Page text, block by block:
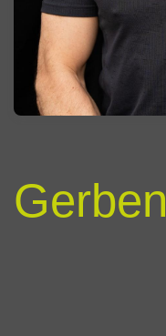
Gerben